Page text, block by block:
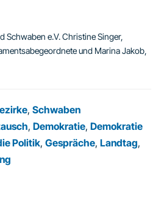
Schwaben e.V. Christine Singer,
und Marina Jakob,
, Schwaben
, Demokratie, Demokratie
Politik, Gespräche, Landtag,